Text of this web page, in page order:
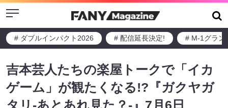
Menu
# ダブルインパクト2026 # 配信延長決定! # M-1グラン
吉本芸人たちの楽屋トークで「イカ
ゲーム」が観たくなる!?『ガクヤガ
タリ-あとあれ見た？-』7月6日